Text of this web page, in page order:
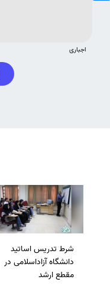
اجباری
شرط تدریس اساتید
دانشگاه آزاداسلامی در
مقطع ارشد